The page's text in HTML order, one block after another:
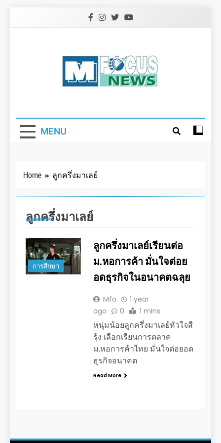
MENU
Home ลูกครึ่งมาเลย์
ลูกครึ่งมาเลย์
การศึกษา
ลูกครึ่งมาเลย์เรียนต่อ
ม.หอการค้า มั่นใจต่อย
อดธุรกิจในอนาคตฉลุย
Mfo
1 year
ago
0 1 mins
หนุ่มน้อยลูกครึ่งมาเลย์หัวใจสี
รุ้ง เลือกเรียนการตลาด
ม.หอการค้าไทย มั่นใจต่อยอด
ธุรกิจอนาคต
Read More